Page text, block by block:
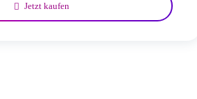
Jetzt kaufen